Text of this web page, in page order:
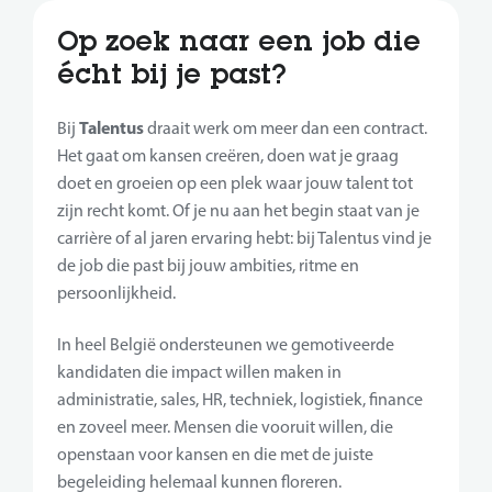
Op zoek naar een job die
écht bij je past?
Bij Talentusdraait werk om meer dan een contract.
Het gaat om kansen creëren, doen wat je graag
doet en groeien op een plek waar jouw talent tot
zijn recht komt. Of je nu aan het begin staat van je
carrière of al jaren ervaring hebt: bij Talentus vind je
de job die past bij jouw ambities, ritme en
persoonlijkheid.
In heel België ondersteunen we gemotiveerde
kandidaten die impact willen maken in
administratie, sales, HR, techniek, logistiek, finance
en zoveel meer. Mensen die vooruit willen, die
openstaan voor kansen en die met de juiste
begeleiding helemaal kunnen floreren.